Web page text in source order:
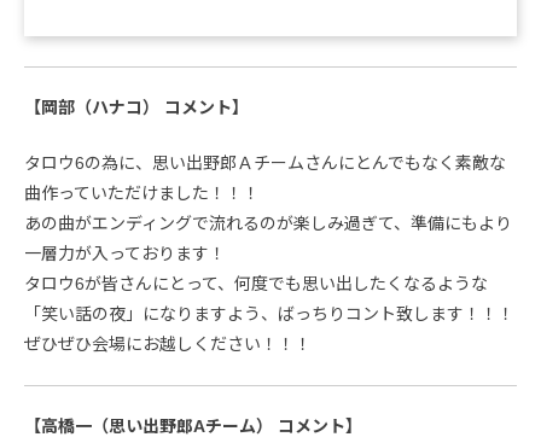
【岡部（ハナコ） コメント】
タロウ6の為に、思い出野郎Ａチームさんにとんでもなく素敵な
曲作っていただけました！！！
あの曲がエンディングで流れるのが楽しみ過ぎて、準備にもより
一層力が入っております！
タロウ6が皆さんにとって、何度でも思い出したくなるような
「笑い話の夜」になりますよう、ばっちりコント致します！！！
ぜひぜひ会場にお越しください！！！
【高橋一（思い出野郎Aチーム） コメント】